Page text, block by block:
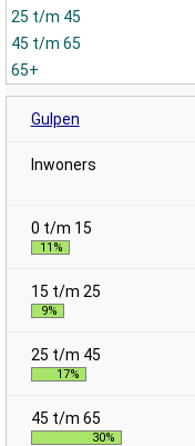
25 t/m 45
45 t/m 65
65+
Gulpen
11%
9%
17%
30%